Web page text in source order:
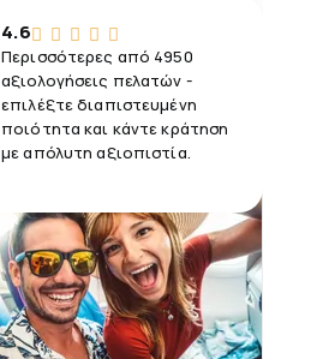
4.6
Περισσότερες από 4950
αξιολογήσεις πελατών -
επιλέξτε διαπιστευμένη
ποιότητα και κάντε κράτηση
με απόλυτη αξιοπιστία.